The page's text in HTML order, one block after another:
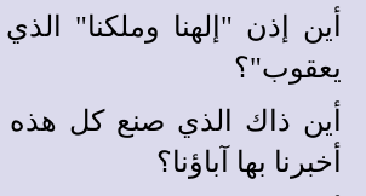
أين إذن "إلهنا وملكنا"
يعقوب"؟
أين ذاك الذي صنع كل هذه
أخبرنا بها آباؤنا؟